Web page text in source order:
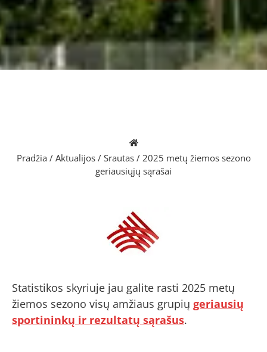
Pradžia / Aktualijos/ Srautas/ 2025 metų žiemos sezono
geriausiųjų sąrašai
Statistikos skyriuje jau galite rasti 2025 metų
žiemos sezono visų amžiaus grupių geriausių
sportininkų ir rezultatų sąrašus.